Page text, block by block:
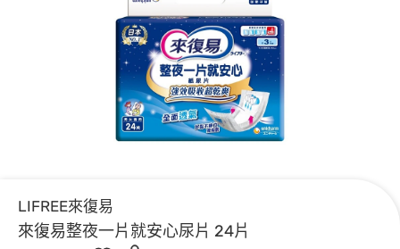
LIFREE來復易
來復易整夜一片就安心尿片 24片